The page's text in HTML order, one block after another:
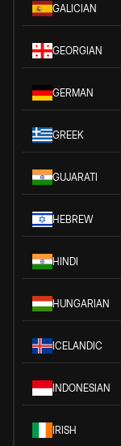
GALICIAN
GEORGIAN
GERMAN
GREEK
GUJARATI
HEBREW
HINDI
HUNGARIAN
ICELANDIC
INDONESIAN
IRISH